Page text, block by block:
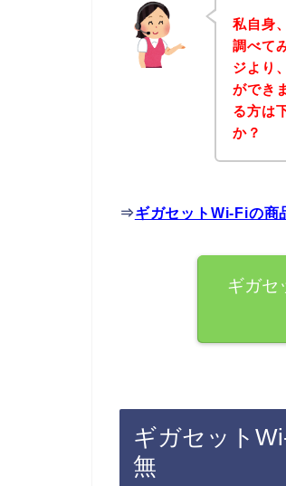
私自身
調べて
ジより
ができ
る方は
か？
⇒ギガセットWi-Fiの商
ギガセ
ギガセット
無